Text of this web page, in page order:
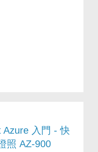
Azure 入門 - 快
照 AZ-900